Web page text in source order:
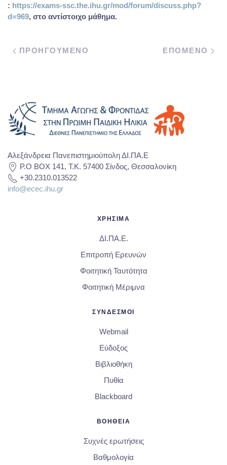
: https://exams-ssc.the.ihu.gr/mod/forum/discuss.php?
d=969, στο αντίστοιχο μάθημα.
ΠΡΟΗΓΟΥΜΕΝΟ ΕΠΟΜΕΝΟ
Αλεξάνδρεια Πανεπιστημιούπολη ΔΙ.ΠΑ.Ε
P.O BOX 141, T.K. 57400 Σίνδος, Θεσσαλονίκη
+30.2310.013522
info@ecec.ihu.gr
ΧΡΗΣΙΜΑ
ΔΙ.ΠΑ.Ε.
Επιτροπή Ερευνών
Φοιτητική Ταυτότητα
Φοιτητική Μέριμνα
ΣΥΝΔΕΣΜΟΙ
Webmail
Εύδοξος
Βιβλιοθήκη
Πυθία
Blackboard
ΒΟΗΘΕΙΑ
Συχνές ερωτήσεις
Βαθμολογία